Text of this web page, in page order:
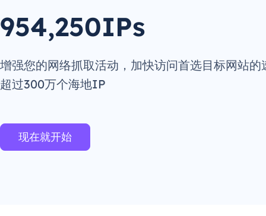
954,250IPs
增强您的网络抓取活动，加快访问首选目标网站的
超过300万个海地IP
现在就开始